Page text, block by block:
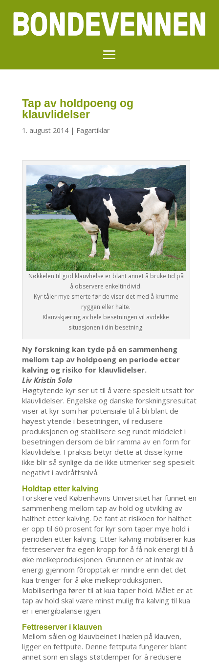
Tap av holdpoeng og
klauvlidelser
1. august 2014| Fagartiklar
Nøkkelen til god klauvhelse er blant annet å bruke tid på
å observere enkeltindivid.
Kyr tåler mye smerte før de viser det med å krumme
ryggen eller halte.
Klauvskjæring av hele besetningen vil avdekke
situasjonen i din besetning.
Ny forskning kan tyde på en sammenheng
mellom tap av holdpoeng en periode etter
kalving og risiko for klauvlidelser.
Liv Kristin Sola
Høgtytende kyr ser ut til å være spesielt utsatt for
klauvlidelser. Engelske og danske forskningsresultat
viser at kyr som har potensiale til å bli blant de
høyest ytende i besetningen, vil redusere
produksjonen og stabilisere seg rundt middelet i
besetningen dersom de blir ramma av en form for
klauvlidelse. I praksis betyr dette at disse kyrne
ikke blir så synlige da de ikke utmerker seg spesielt
negativt i avdråttsnivå.
Holdtap etter kalving
Forskere ved Københavns Universitet har funnet en
sammenheng mellom tap av hold og utvikling av
halthet etter kalving. De fant at risikoen for halthet
er opp til 60 prosent for kyr som taper mye hold i
perioden etter kalving. Etter kalving mobiliserer kua
fettreserver fra egen kropp for å få nok energi til å
øke melkeproduksjonen. Grunnen er at inntak av
energi gjennom fôropptak er mindre enn det det
kua trenger for å øke melkeproduksjonen.
Mobiliseringa fører til at kua taper hold. Målet er at
tap av hold skal være minst mulig fra kalving til kua
er i energibalanse igjen.
Fettreserver i klauven
Mellom sålen og klauvbeinet i hælen på klauven,
ligger en fettpute. Denne fettputa fungerer blant
annet som en slags støtdemper for å redusere